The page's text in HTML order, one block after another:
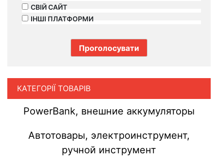
СВІЙ САЙТ
ІНШІ ПЛАТФОРМИ
КАТЕГОРІЇ ТОВАРІВ
PowerBank, внешние аккумуляторы
Автотовары, электроинструмент,
ручной инструмент